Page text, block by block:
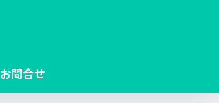
お問合せ